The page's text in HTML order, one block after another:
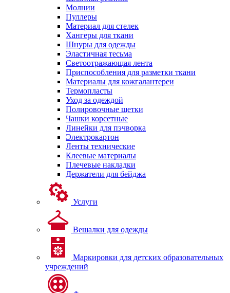
Молнии
Пуллеры
Материал для стелек
Хангеры для ткани
Шнуры для одежды
Эластичная тесьма
Светоотражающая лента
Приспособления для разметки ткани
Материалы для кожгалантереи
Термопласты
Уход за одеждой
Полировочные щетки
Чашки корсетные
Линейки для пэчворка
Электрокартон
Ленты технические
Клеевые материалы
Плечевые накладки
Держатели для бейджа
Услуги
Вешалки для одежды
Маркировки для детских образовательных
учреждений